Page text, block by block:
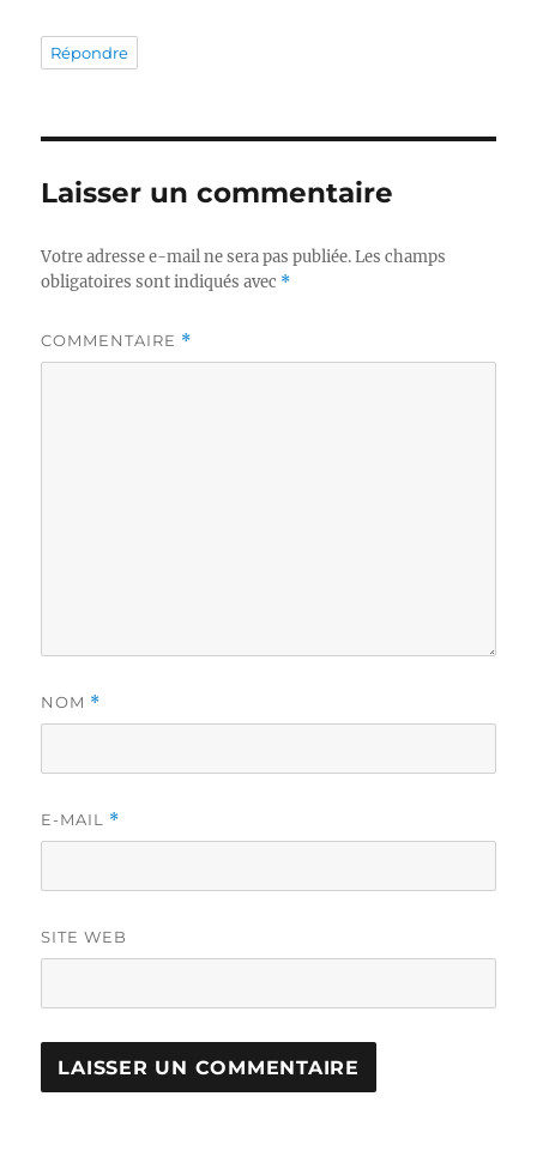
Répondre
Laisser un commentaire
Votre adresse e-mail ne sera pas publiée. Les champs
obligatoires sont indiqués avec *
COMMENTAIRE *
NOM *
E-MAIL *
SITE WEB